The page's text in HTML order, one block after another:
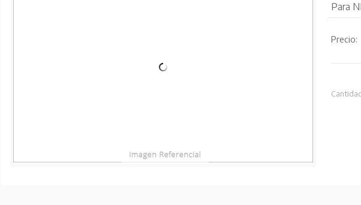
Para
Precio: